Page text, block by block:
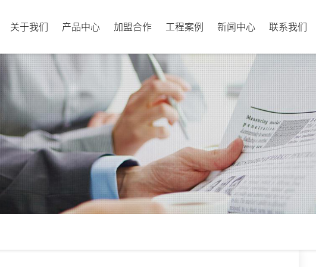
关于我们 产品中心 加盟合作 工程案例 新闻中心 联系我们